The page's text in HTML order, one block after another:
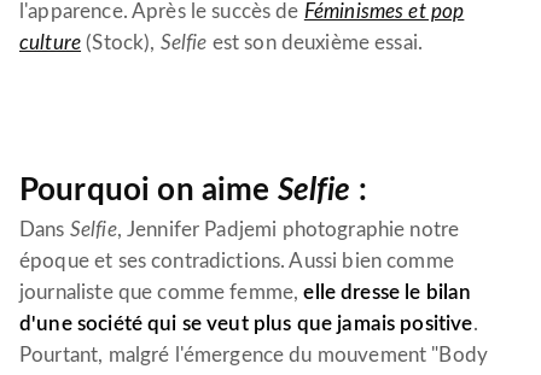
l'apparence. Après le succès de Féminismes et pop
culture (Stock), Selfie est son deuxième essai.
Pourquoi on aime Selfie :
Dans Selfie, Jennifer Padjemi photographie notre
époque et ses contradictions. Aussi bien comme
journaliste que comme femme,elle dresse le bilan
d'une société qui se veut plus que jamais positive.
Pourtant, malgré l'émergence du mouvement "Body